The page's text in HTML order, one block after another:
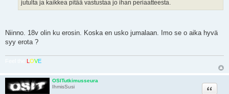
jutulta ja kaikkea pitää vastustaa jo ihan periaatteesta.
Niinno. 18v olin ku erosin. Koska en usko jumalaan. Imo se o aika hyvä
syy erota ?
L OVE
OSITutkimusseura
IhmisSusi
Lainaa